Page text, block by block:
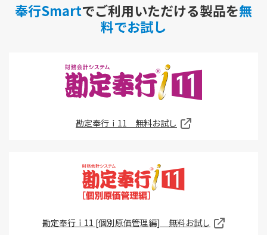
奉行Smartでご利用いただける製品を無
料でお試し
勘定奉行ｉ11 無料お試し
勘定奉行ｉ11 [個別原価管理編] 無料お試し